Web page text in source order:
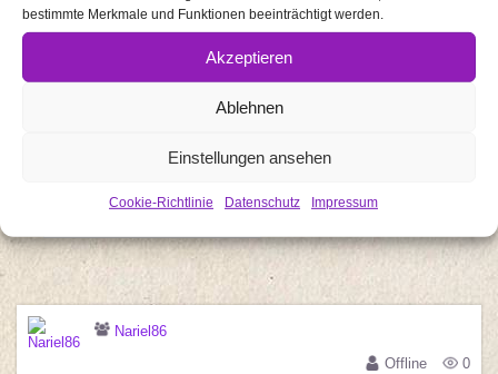
bestimmte Merkmale und Funktionen beeinträchtigt werden.
Akzeptieren
Ablehnen
Einstellungen ansehen
Cookie-Richtlinie Datenschutz Impressum
Produkttests
Datenschutz
Nariel86
Offline
0